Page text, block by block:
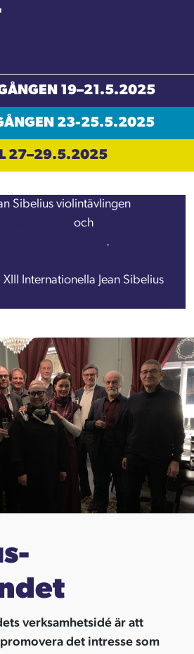
19–21.5.2025
23-25.5.2025
27–29.5.2025
Sibelius violintävlingen
och
.
XIII Internationella Jean Sibelius
verksamhetsidé är att
det intresse som